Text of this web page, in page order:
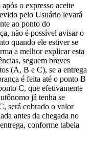
o expresso aceite
pelo Usuário levará
ao ponto do
não é possível avisar o
quando ele estiver se
a melhor explicar esta
seguem breves
(A, B e C), se a entrega
é feita até o ponto B
C, que efetivamente
já tenha se
será cobrado o valor
antes da chegada no
conforme tabela